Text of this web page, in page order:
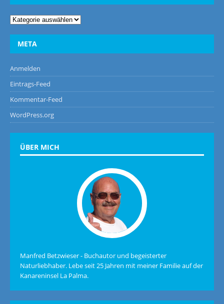
META
Anmelden
Eintrags-Feed
Kommentar-Feed
WordPress.org
ÜBER MICH
Manfred Betzwieser - Buchautor und begeisterter
Naturliebhaber. Lebe seit 25 Jahren mit meiner Familie auf der
Kanareninsel La Palma.